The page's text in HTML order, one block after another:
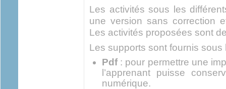
Les activités sous les
une version sans correction
Les activités proposées sont
Les supports sont fournis sous
Pdf: pour permettre une
l’apprenant puisse
numérique.